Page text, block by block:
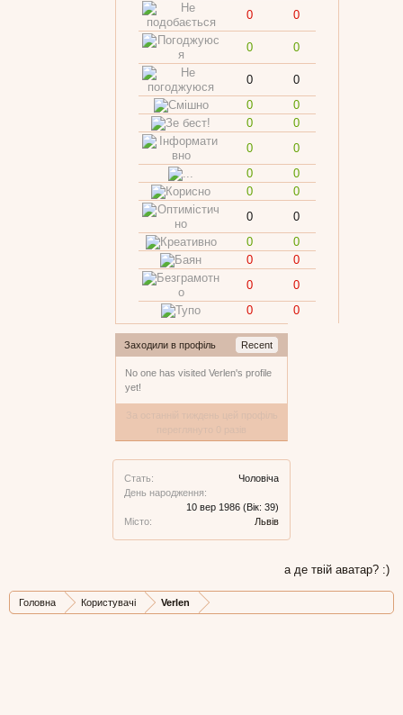
0 0
0 0
0
0
0
0
0
0
0
0
0
0
0
0
0
0
0
0
0
0
0
0
0
0
Заходили в профіль Recent
No one has visited Verlen's profile
yet!
Стать:
Чоловіча
День народження:
10 вер 1986 (Вік: 39)
Місто:
Львів
а де твій аватар? :)
Головна Користувачі Verlen